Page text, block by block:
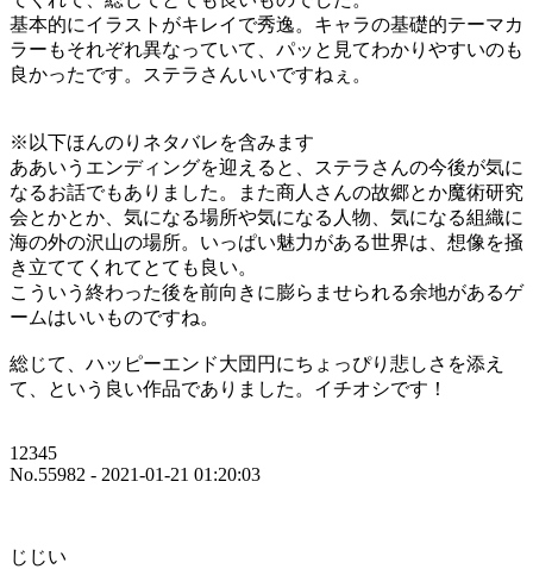
基本的にイラストがキレイで秀逸。キャラの基礎的テーマカ
ラーもそれぞれ異なっていて、パッと見てわかりやすいのも
良かったです。ステラさんいいですねぇ。
※以下ほんのりネタバレを含みます
ああいうエンディングを迎えると、ステラさんの今後が気に
なるお話でもありました。また商人さんの故郷とか魔術研究
会とかとか、気になる場所や気になる人物、気になる組織に
海の外の沢山の場所。いっぱい魅力がある世界は、想像を掻
き立ててくれてとても良い。
こういう終わった後を前向きに膨らませられる余地があるゲ
ームはいいものですね。
総じて、ハッピーエンド大団円にちょっぴり悲しさを添え
て、という良い作品でありました。イチオシです！
12345
No.55982 - 2021-01-21 01:20:03
じじい